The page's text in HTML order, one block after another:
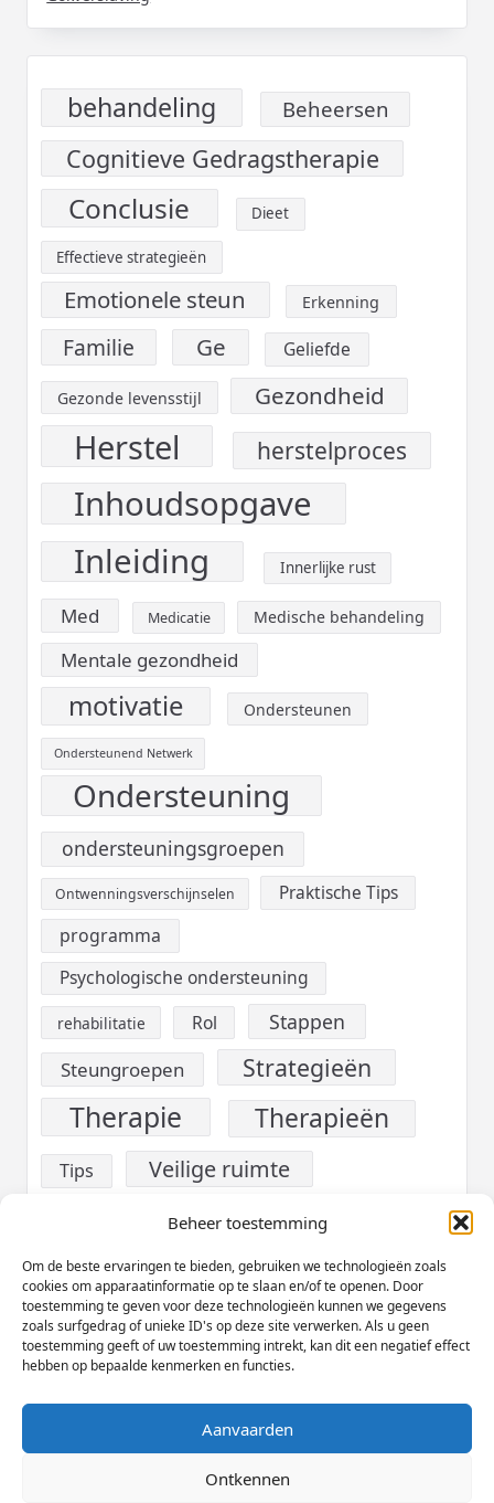
Beheer toestemming
Om de beste ervaringen te bieden, gebruiken we technologieën zoals
cookies om apparaatinformatie op te slaan en/of te openen. Door
toestemming te geven voor deze technologieën kunnen we gegevens
zoals surfgedrag of unieke ID's op deze site verwerken. Als u geen
toestemming geeft of uw toestemming intrekt, kan dit een negatief effect
hebben op bepaalde kenmerken en functies.
Aanvaarden
Ontkennen
behandeling Beheersen
Cognitieve Gedragstherapie
Conclusie Dieet
Effectieve strategieën
Emotionele steun Erkenning
Familie Ge Geliefde
Gezonde levensstijl Gezondheid
Herstel herstelproces
Inhoudsopgave
Inleiding
Innerlijke rust
Med Medicatie Medische behandeling
Mentale gezondheid
motivatie Ondersteunen
Ondersteunend Netwerk
Ondersteuning
ondersteuningsgroepen
Ontwenningsverschijnselen Praktische Tips
programma
Psychologische ondersteuning
rehabilitatie Rol Stappen
Steungroepen Strategieën
Therapie Therapieën
Tips Veilige ruimte
verslaving Voeding
Welzijn Werk
Zelfzorg